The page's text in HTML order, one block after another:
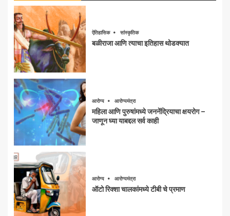
ऐतिहासिक सांस्कृतिक
बळीराजा आणि त्याचा इतिहास थोडक्यात
आरोग्य आरोग्यमंत्रा
महिला आणि पुरुषांमध्ये जननेंद्रियाचा क्षयरोग –
जाणून घ्या याबद्दल सर्व काही
आरोग्य आरोग्यमंत्रा
ऑटो रिक्शा चालकांमध्ये टीबी चे प्रमाण